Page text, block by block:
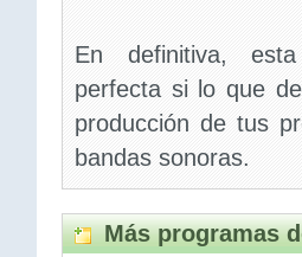
En definitiva,
perfecta si lo que
producción de tus
bandas sonoras.
Más programas